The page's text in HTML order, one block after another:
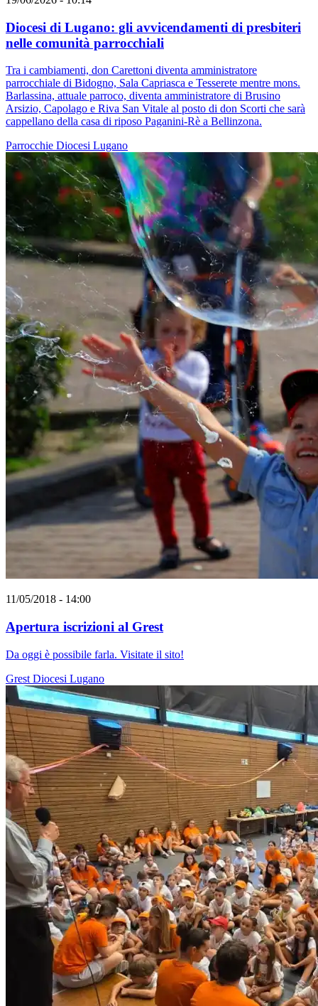
Diocesi di Lugano: gli avvicendamenti di presbiteri
nelle comunità parrocchiali
Tra i cambiamenti, don Carettoni diventa amministratore
parrocchiale di Bidogno, Sala Capriasca e Tesserete mentre mons.
Barlassina, attuale parroco, diventa amministratore di Brusino
Arsizio, Capolago e Riva San Vitale al posto di don Scorti che sarà
cappellano della casa di riposo Paganini-Rè a Bellinzona.
Parrocchie Diocesi Lugano
11/05/2018 - 14:00
Apertura iscrizioni al Grest
Da oggi è possibile farla. Visitate il sito!
Grest Diocesi Lugano